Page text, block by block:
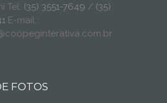
Tel: (35) 3551-7649 / (35)
E-mail:
FOTOS